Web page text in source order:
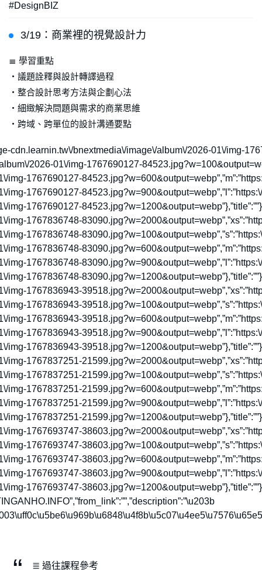
#DesignBIZ
3/19：商業裡的視覺設計力
≣ 學習重點
・議題詮釋與設計轉譯過程
・整合設計思考方法與企劃心法
・細緻解決問題與需求的商業思維
・跨域、跨單位的設計溝通要點
cdn.learnin.tw\/bnextmedia\/image\/album\/2026-01\/img-
2026-01\/img-1767690127-
1767690127-
1767690127-
1767690127-
1767836748-
1767836748-
1767836748-
1767836748-
1767836748-
1767836943-
1767836943-
1767836943-
1767836943-
1767836943-
1767837251-
1767837251-
1767837251-
1767837251-
1767837251-
1767693747-
1767693747-
1767693747-
1767693747-
1767693747-
≣ 過往課程參考